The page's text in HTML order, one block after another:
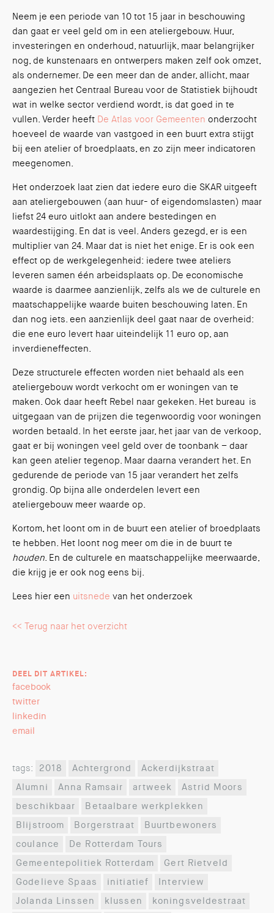
Neem je een periode van 10 tot 15 jaar in beschouwing
dan gaat er veel geld om in een ateliergebouw. Huur,
investeringen en onderhoud, natuurlijk, maar belangrijker
nog, de kunstenaars en ontwerpers maken zelf ook omzet,
als ondernemer. De een meer dan de ander, allicht, maar
aangezien het Centraal Bureau voor de Statistiek bijhoudt
wat in welke sector verdiend wordt, is dat goed in te
vullen. Verder heeft De Atlas voor Gemeenten onderzocht
hoeveel de waarde van vastgoed in een buurt extra stijgt
bij een atelier of broedplaats, en zo zijn meer indicatoren
meegenomen.
Het onderzoek laat zien dat iedere euro die SKAR uitgeeft
aan ateliergebouwen (aan huur- of eigendomslasten) maar
liefst 24 euro uitlokt aan andere bestedingen en
waardestijging. En dat is veel. Anders gezegd, er is een
multiplier van 24. Maar dat is niet het enige. Er is ook een
effect op de werkgelegenheid: iedere twee ateliers
leveren samen één arbeidsplaats op. De economische
waarde is daarmee aanzienlijk, zelfs als we de culturele en
maatschappelijke waarde buiten beschouwing laten. En
dan nog iets. een aanzienlijk deel gaat naar de overheid:
die ene euro levert haar uiteindelijk 11 euro op, aan
inverdieneffecten.
Deze structurele effecten worden niet behaald als een
ateliergebouw wordt verkocht om er woningen van te
maken. Ook daar heeft Rebel naar gekeken. Het bureau is
uitgegaan van de prijzen die tegenwoordig voor woningen
worden betaald. In het eerste jaar, het jaar van de verkoop,
gaat er bij woningen veel geld over de toonbank – daar
kan geen atelier tegenop. Maar daarna verandert het. En
gedurende de periode van 15 jaar verandert het zelfs
grondig. Op bijna alle onderdelen levert een
ateliergebouw meer waarde op.
Kortom, het loont om in de buurt een atelier of broedplaats
te hebben. Het loont nog meer om die in de buurt te
houden. En de culturele en maatschappelijke meerwaarde,
die krijg je er ook nog eens bij.
Lees hier een uitsnede van het onderzoek
<< Terug naar het overzicht
DEEL DIT ARTIKEL:
facebook
twitter
linkedin
email
tags: 2018 Achtergrond
Ackerdijkstraat
Alumni
Anna Ramsair artweek
Astrid Moors
beschikbaar
Betaalbare werkplekken
Blijstroom
Borgerstraat
Buurtbewoners
coulance
De Rotterdam Tours
Gemeentepolitiek Rotterdam
Gert Rietveld
Godelieve Spaas
initiatief
Interview
Jolanda Linssen
klussen
koningsveldestraat